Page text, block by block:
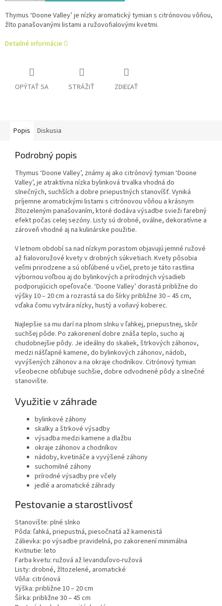
Thymus ‘Doone Valley’ je nízky aromatický tymian s citrónovou vôňou,
žlto panašovanými listami a ružovofialovými kvetmi.
Detailné informácie
OPÝTAŤ SA STRÁŽIŤ ZDIEĽAŤ
Popis Diskusia
Podrobný popis
Thymus ‘Doone Valley’, známy aj ako citrónový tymian ‘Doone
Valley’, je atraktívna nízka bylinková trvalka vhodná do
slnečných, suchších a dobre priepustných stanovíšť. Vyniká
príjemne aromatickými listami s citrónovou vôňou a krásnym
žltozeleným panašovaním, ktoré dodáva výsadbe svieži farebný
efekt počas celej sezóny. Listy sú drobné, oválne, dekoratívne a
zároveň vhodné aj na kulinárske použitie.
V letnom období sa nad nízkym porastom objavujú jemné ružové
až fialovoružové kvety v drobných súkvetiach. Kvety pôsobia
veľmi prirodzene a sú obľúbené u včiel, preto je táto rastlina
výbornou voľbou aj do bylinkových a prírodných výsadieb
podporujúcich opeľovače. ‘Doone Valley’ dorastá približne do
výšky 10 – 20 cm a rozrastá sa do šírky približne 30 – 45 cm,
vďaka čomu vytvára nízky, hustý a voňavý koberec.
Najlepšie sa mu darí na plnom slnku v ľahkej, priepustnej, skôr
suchšej pôde. Po zakorenení dobre znáša teplo, sucho aj
chudobnejšie pôdy. Je ideálny do skaliek, štrkových záhonov,
medzi nášľapné kamene, do bylinkových záhonov, nádob,
vyvýšených záhonov a na okraje chodníkov. Citrónový tymian
všeobecne obľubuje suchšie, dobre odvodnené pôdy a slnečné
stanovište.
Využitie v záhrade
bylinkové záhony
skalky a štrkové výsadby
výsadba medzi kamene a dlažbu
okraje záhonov a chodníkov
nádoby, kvetináče a vyvýšené záhony
suchomilné záhony
prírodné výsadby pre včely
jedlé a aromatické záhrady
Pestovanie a starostlivosť
Stanovište: plné slnko
Pôda: ľahká, priepustná, piesočnatá až kamenistá
Zálievka: po výsadbe pravidelná, po zakorenení minimálna
Kvitnutie: leto
Farba kvetu: ružová až levanduľovo-ružová
Listy: drobné, žltozelené, aromatické
Vôňa: citrónová
Výška: približne 10 – 20 cm
Šírka: približne 30 – 45 cm